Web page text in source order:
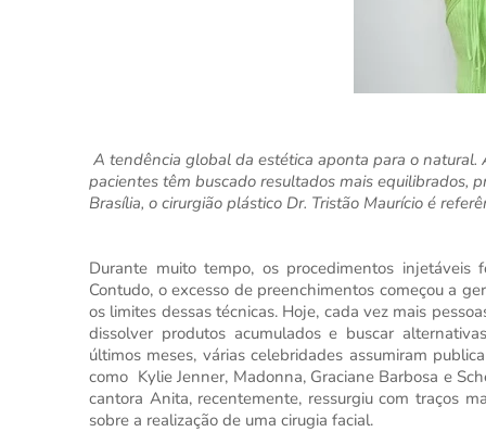
A tendência global da estética aponta para o
pacientes têm buscado resultados mais equilibrados,
Brasília, o cirurgião plástico Dr. Tristão Maurício é
Durante muito tempo, os procedimentos injetáveis
Contudo, o excesso de preenchimentos começou a
os limites dessas técnicas. Hoje, cada vez mais
dissolver produtos acumulados e buscar
últimos meses, várias celebridades assumiram
como Kylie Jenner, Madonna, Graciane Barbosa e
cantora Anita, recentemente, ressurgiu com traços
sobre a realização de uma cirugia facial.